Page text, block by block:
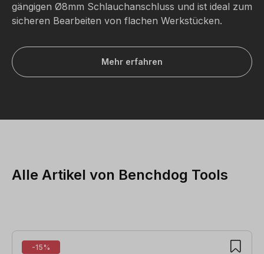
gängigen Ø8mm Schlauchanschluss und ist ideal zum
sicheren Bearbeiten von flachen Werkstücken.
Mehr erfahren
Alle Artikel von Benchdog Tools
-15%